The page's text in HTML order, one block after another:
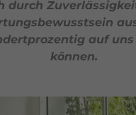
durch
auf uns
können.